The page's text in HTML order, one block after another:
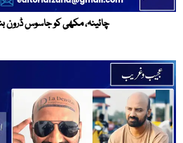
چائینہ، مکھی کو جاسوس ڈرون